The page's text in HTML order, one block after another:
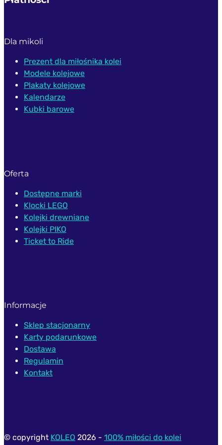
Dla mikoli
Prezent dla miłośnika kolei
Modele kolejowe
Plakaty kolejowe
Kalendarze
Kubki barowe
Oferta
Dostępne marki
Klocki LEGO
Kolejki drewniane
Kolejki PIKO
Ticket to Ride
Informacje
Sklep stacjonarny
Karty podarunkowe
Dostawa
Regulamin
Kontakt
© copyright KOLEO 2026 - 100% miłości do kolei